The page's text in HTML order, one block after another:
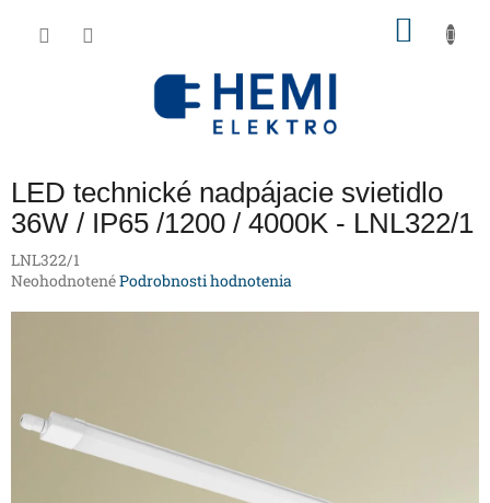
LED technické nadpájacie svietidlo
36W / IP65 /1200 / 4000K - LNL322/1
LNL322/1
Priemerné
hviezdičiek.
NeohodnotenéPodrobnosti hodnotenia